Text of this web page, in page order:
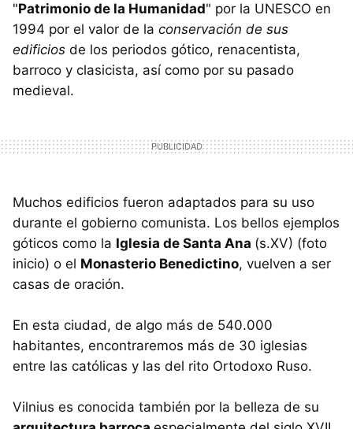
"Patrimonio de la Humanidad" por la UNESCO en
1994 por el valor de la conservación de sus
edificios de los periodos gótico, renacentista,
barroco y clasicista, así como por su pasado
medieval.
Muchos edificios fueron adaptados para su uso
durante el gobierno comunista. Los bellos ejemplos
góticos como la Iglesia de Santa Ana (s.XV) (foto
inicio) o el Monasterio Benedictino, vuelven a ser
casas de oración.
En esta ciudad, de algo más de 540.000
habitantes, encontraremos más de 30 iglesias
entre las católicas y las del rito Ortodoxo Ruso.
Vilnius es conocida también por la belleza de su